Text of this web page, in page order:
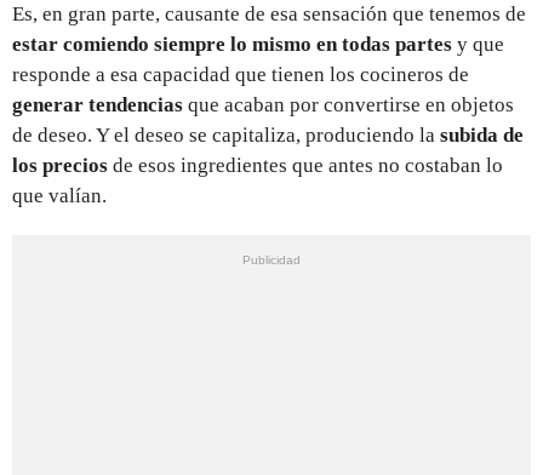
Es, en gran parte, causante de esa sensación que tenemos de
estar comiendo siempre lo mismo en todas partes y que
responde a esa capacidad que tienen los cocineros de
generar tendencias que acaban por convertirse en objetos
de deseo. Y el deseo se capitaliza, produciendo la subida de
los precios de esos ingredientes que antes no costaban lo
que valían.